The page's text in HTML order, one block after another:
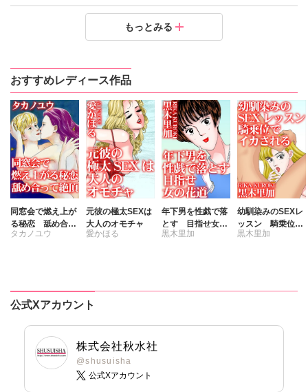
妖変源氏物語2【夏の章】
700円（税抜） 発売日：2012.04.25
妖変源氏物語3【秋の章】
700円（税抜） 発売日：2012.04.25
妖変源氏物語4【冬の章】
700円（税抜） 発売日：2012.04.25
もっとみる
おすすめレディース作品
同窓会で燃え上が
る秘恋 舐め合っ
て絶頂
タカノユウ
元彼の極太SEXは
大人のオモチャ
愛かほる
年下男を性戯で落
とす 目指せ女の
花道
黒木里加
幼馴染みのSEXレ
ッスン 騎乗位で
イカされる
黒木里加
公式Xアカウント
株式会社秋水社
@shusuisha
公式Xアカウント